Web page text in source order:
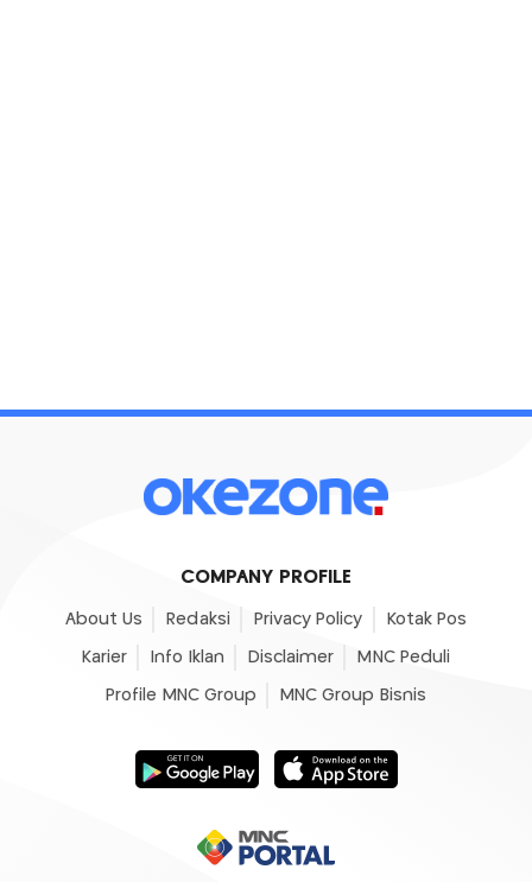
COMPANY PROFILE
About Us Redaksi Privacy Policy Kotak Pos
Karier Info Iklan Disclaimer MNC Peduli
Profile MNC Group MNC Group Bisnis